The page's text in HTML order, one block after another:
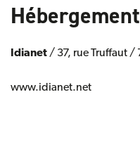
Hébergement
Idianet/ 37, rue Truffaut /
www.idianet.net